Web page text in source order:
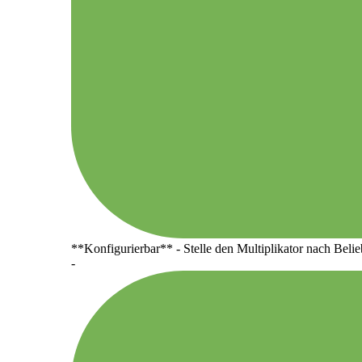
**Konfigurierbar** - Stelle den Multiplikator nach
-